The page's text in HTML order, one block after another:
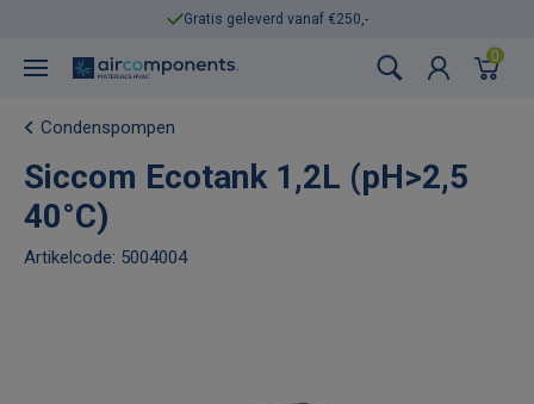
Gratis geleverd vanaf €250,-
0
Condenspompen
Siccom Ecotank 1,2L (pH>2,5
40°C)
Artikelcode: 5004004